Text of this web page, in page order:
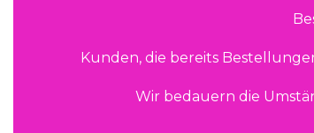
Kunden, die bereits
Wir bedauern die